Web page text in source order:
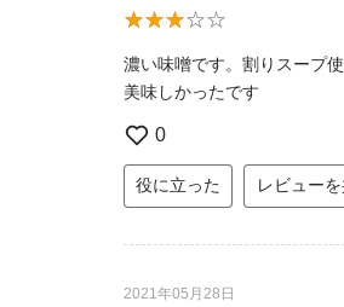
濃い味噌です。割りスープ
美味しかったです
0
役に立った レビュー
2021年05月28日